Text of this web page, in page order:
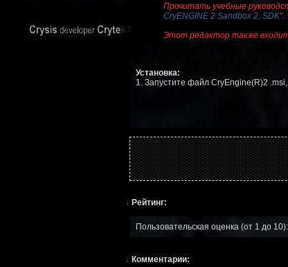
Прочитать учебные
CryENGINE 2 Sandbox 2, SDK".
Этот редактор также
Установка:
1. Запустите файл CryEngine(R)2
↓ Рейтинг:
Пользовательская оценка (от 1 до 10):
↓ Комментарии: